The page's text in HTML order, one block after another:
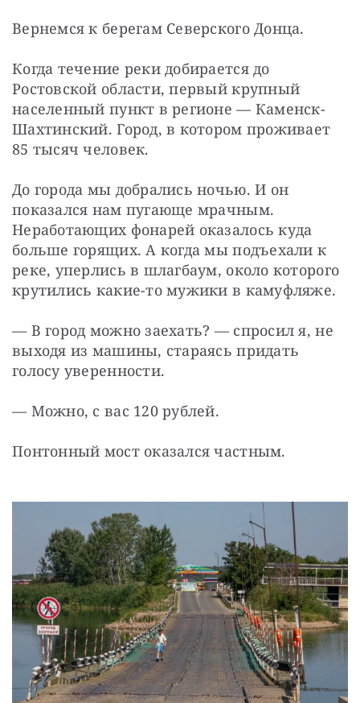
Вернемся к берегам Северского Донца.
Когда течение реки добирается до
Ростовской области, первый крупный
населенный пункт в регионе — Каменск-
Шахтинский. Город, в котором проживает
85 тысяч человек.
До города мы добрались ночью. И он
показался нам пугающе мрачным.
Неработающих фонарей оказалось куда
больше горящих. А когда мы подъехали к
реке, уперлись в шлагбаум, около которого
крутились какие-то мужики в камуфляже.
— В город можно заехать? — спросил я, не
выходя из машины, стараясь придать
голосу уверенности.
— Можно, с вас 120 рублей.
Понтонный мост оказался частным.